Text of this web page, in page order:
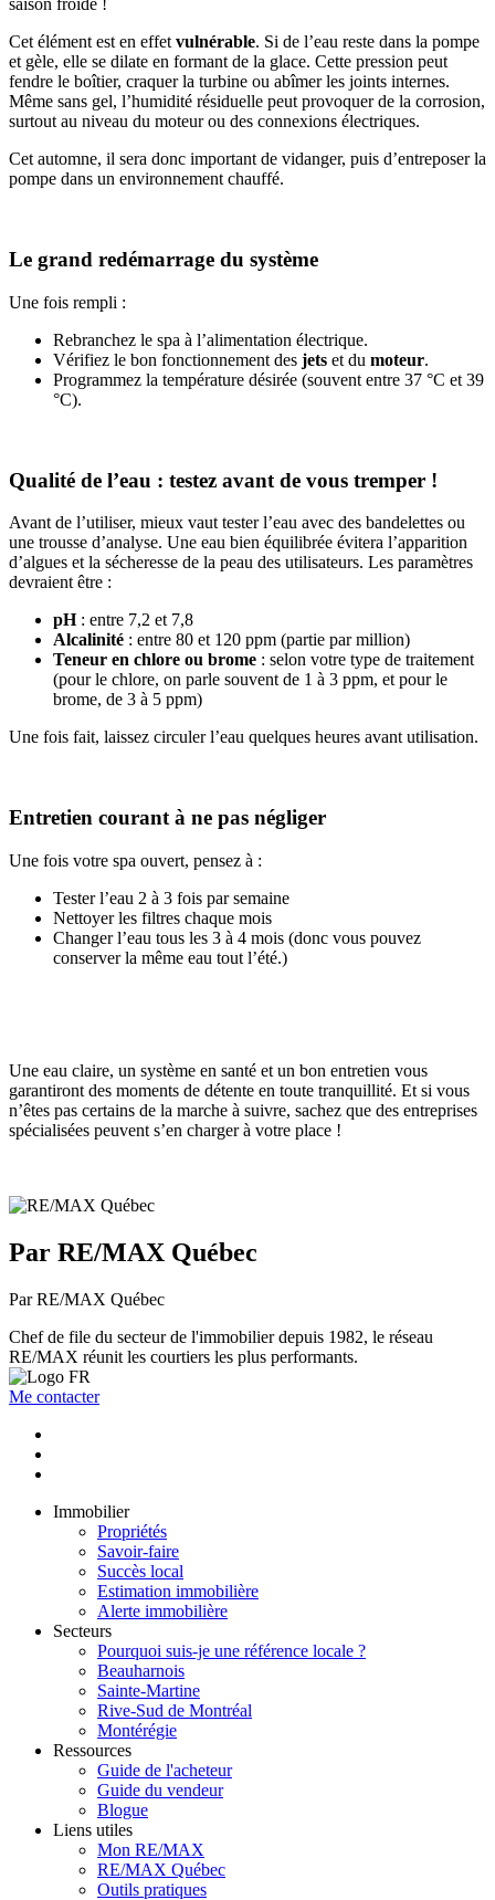
saison froide !
Cet élément est en effet vulnérable. Si de l’eau reste dans la pompe
et gèle, elle se dilate en formant de la glace. Cette pression peut
fendre le boîtier, craquer la turbine ou abîmer les joints internes.
Même sans gel, l’humidité résiduelle peut provoquer de la corrosion,
surtout au niveau du moteur ou des connexions électriques.
Cet automne, il sera donc important de vidanger, puis d’entreposer la
pompe dans un environnement chauffé.
Le grand redémarrage du système
Une fois rempli :
Rebranchez le spa à l’alimentation électrique.
Vérifiez le bon fonctionnement des jets et du moteur.
Programmez la température désirée (souvent entre 37 °C et 39
°C).
Qualité de l’eau : testez avant de vous tremper !
Avant de l’utiliser, mieux vaut tester l’eau avec des bandelettes ou
une trousse d’analyse. Une eau bien équilibrée évitera l’apparition
d’algues et la sécheresse de la peau des utilisateurs. Les paramètres
devraient être :
pH: entre 7,2 et 7,8
Alcalinité : entre 80 et 120 ppm (partie par million)
Teneur en chlore ou brome : selon votre type de traitement
(pour le chlore, on parle souvent de 1 à 3 ppm, et pour le
brome, de 3 à 5 ppm)
Une fois fait, laissez circuler l’eau quelques heures avant utilisation.
Entretien courant à ne pas négliger
Une fois votre spa ouvert, pensez à :
Tester l’eau 2 à 3 fois par semaine
Nettoyer les filtres chaque mois
Changer l’eau tous les 3 à 4 mois (donc vous pouvez
conserver la même eau tout l’été.)
Une eau claire, un système en santé et un bon entretien vous
garantiront des moments de détente en toute tranquillité. Et si vous
n’êtes pas certains de la marche à suivre, sachez que des entreprises
spécialisées peuvent s’en charger à votre place !
Par RE/MAX Québec
Par RE/MAX Québec
Chef de file du secteur de l'immobilier depuis 1982, le réseau
RE/MAX réunit les courtiers les plus performants.
Me contacter
Immobilier
Propriétés
Savoir-faire
Succès local
Estimation immobilière
Alerte immobilière
Secteurs
Pourquoi suis-je une référence locale ?
Beauharnois
Sainte-Martine
Rive-Sud de Montréal
Montérégie
Ressources
Guide de l'acheteur
Guide du vendeur
Blogue
Liens utiles
Mon RE/MAX
RE/MAX Québec
Outils pratiques